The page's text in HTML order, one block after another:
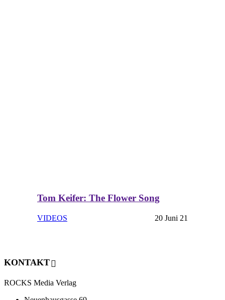
Tom Keifer: The Flower Song
VIDEOS 20 Juni 21
KONTAKT
ROCKS Media Verlag